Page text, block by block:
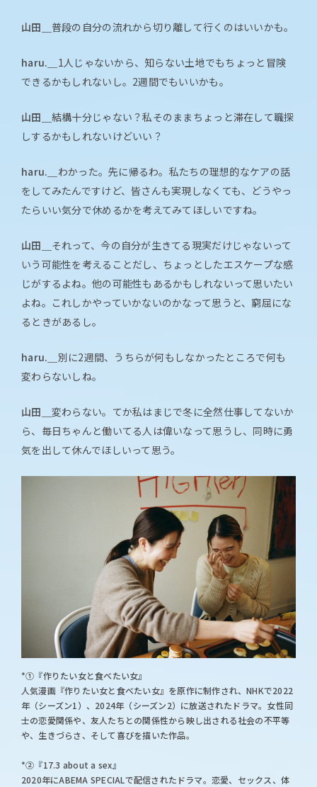
山田＿ 普段の自分の流れから切り離して行くのはいいかも。
haru.＿ 1人じゃないから、知らない土地でもちょっと冒険
できるかもしれないし。2週間でもいいかも。
山田＿ 結構十分じゃない？私そのままちょっと滞在して職探
しするかもしれないけどいい？
haru.＿ わかった。先に帰るわ。私たちの理想的なケアの話
をしてみたんですけど、皆さんも実現しなくても、どうやっ
たらいい気分で休めるかを考えてみてほしいですね。
山田＿ それって、今の自分が生きてる現実だけじゃないって
いう可能性を考えることだし、ちょっとしたエスケープな感
じがするよね。他の可能性もあるかもしれないって思いたい
よね。これしかやっていかないのかなって思うと、窮屈にな
るときがあるし。
haru.＿ 別に2週間、うちらが何もしなかったところで何も
変わらないしね。
山田＿ 変わらない。てか私はまじで冬に全然仕事してないか
ら、毎日ちゃんと働いてる人は偉いなって思うし、同時に勇
気を出して休んでほしいって思う。
*①『作りたい女と食べたい女』
人気漫画『作りたい女と食べたい女』を原作に制作され、NHKで2022
年（シーズン1）、2024年（シーズン2）に放送されたドラマ。女性同
士の恋愛関係や、友人たちとの関係性から映し出される社会の不平等
や、生きづらさ、そして喜びを描いた作品。
*②『17.3 about a sex』
2020年にABEMA SPECIALで配信されたドラマ。恋愛、セックス、体